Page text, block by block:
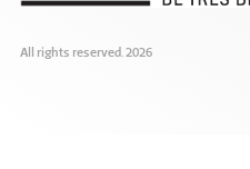
All rights reserved. 2026